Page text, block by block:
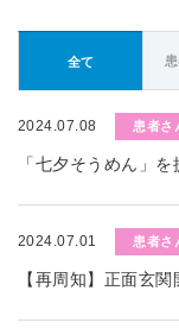
全て
2024.07.08 患者さ
「七夕そうめん」
2024.07.01 患者さ
【再周知】正面玄